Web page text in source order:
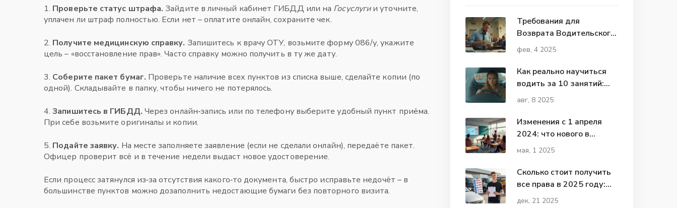
1. Проверьте статус штрафа. Зайдите в личный кабинет ГИБДД или на Госуслугии уточните,
уплачен ли штраф полностью. Если нет – оплатите онлайн, сохраните чек.
2. Получите медицинскую справку. Запишитесь к врачу ОТУ, возьмите форму 086/у, укажите
цель – «восстановление прав». Часто справку можно получить в ту же дату.
3. Соберите пакет бумаг. Проверьте наличие всех пунктов из списка выше, сделайте копии (по
одной). Складывайте в папку, чтобы ничего не потерялось.
4.Запишитесь в ГИБДД. Через онлайн‑запись или по телефону выберите удобный пункт приёма.
При себе возьмите оригиналы и копии.
5. Подайте заявку. На месте заполняете заявление (если не сделали онлайн), передаёте пакет.
Офицер проверит всё и в течение недели выдаст новое удостоверение.
Если процесс затянулся из‑за отсутствия какого‑то документа, быстро исправьте недочёт – в
большинстве пунктов можно дозаполнить недостающие бумаги без повторного визита.
Требования для
Возврата Водительского
Удостоверения: Чек-лист
и Советы
фев, 4 2025
Как реально научиться
водить за 10 занятий:
мифы и правда автошкол
авг, 8 2025
Изменения с 1 апреля
2024: что нового в
получении водительских
мая, 1 2025
Сколько стоит получить
все права в 2025 году:
полный разбор цен
дек, 21 2025